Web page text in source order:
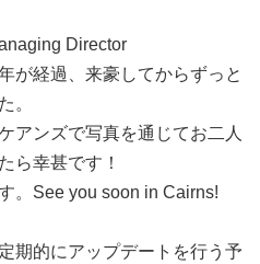
Director
が経過、来豪してからずっと
。
アンズで写真を通じてお二人
ら幸甚です！
。See you soon in Cairns!
期的にアップデートを行う予